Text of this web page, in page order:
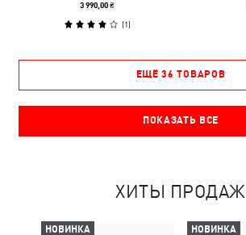
3 990,00 ₴
(1)
ЕЩЁ 36 ТОВАРОВ
ПОКАЗАТЬ ВСЕ
ХИТЫ ПРОДАЖ
НОВИНКА НОВИНКА